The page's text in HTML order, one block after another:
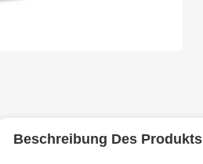
Beschreibung Des Produkts